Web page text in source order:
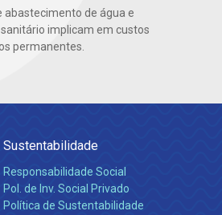
abastecimento de água e
implicam em custos
permanentes.
Sustentabilidade
Responsabilidade Social
Pol. de Inv. Social Privado
Política de Sustentabilidade